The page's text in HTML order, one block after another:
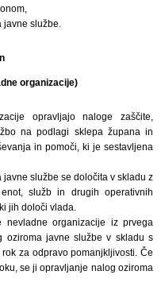
službe.
organizacije)
opravljajo naloge zaščite,
na podlagi sklepa župana in
in pomoči, ki je sestavljena
službe se določita v skladu z
služb in drugih operativnih
jih določi vlada.
organizacije iz prvega
oziroma javne službe v skladu s
za odpravo pomanjkljivosti. Če
se ji opravljanje nalog oziroma